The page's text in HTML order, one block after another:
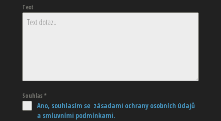
Text
Souhlas*
Ano, souhlasím se zásadami ochrany osobních údajů
a smluvními podmínkami.